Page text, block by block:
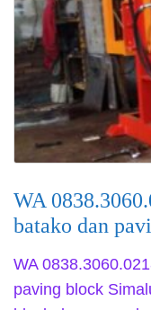
WA
batako dan
WA
paving block